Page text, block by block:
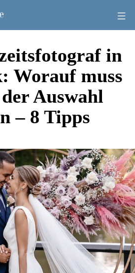
in
Worauf muss
Auswahl
– 8 Tipps